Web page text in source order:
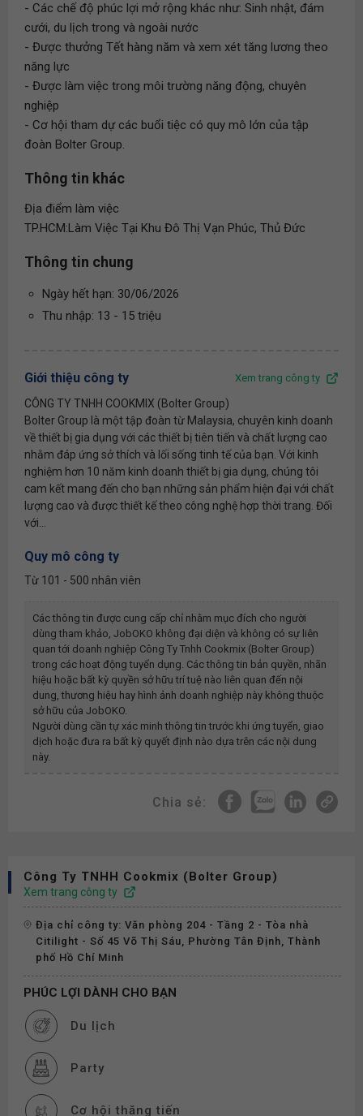
- Các chế độ phúc lợi mở rộng khác như: Sinh nhật, đám
cưới, du lịch trong và ngoài nước
- Được thưởng Tết hàng năm và xem xét tăng lương theo
năng lực
- Được làm việc trong môi trường năng động, chuyên
nghiệp
- Cơ hội tham dự các buổi tiệc có quy mô lớn của tập
đoàn Bolter Group.
Thông tin khác
Địa điểm làm việc
TP.HCM:Làm Việc Tại Khu Đô Thị Vạn Phúc, Thủ Đức
Thông tin chung
Ngày hết hạn: 30/06/2026
Thu nhập: 13 - 15 triệu
Giới thiệu công ty Xem trang công ty
CÔNG TY TNHH COOKMIX (Bolter Group)
Bolter Group là một tập đoàn từ Malaysia, chuyên kinh doanh
về thiết bị gia dụng với các thiết bị tiên tiến và chất lượng cao
nhằm đáp ứng sở thích và lối sống tinh tế của bạn. Với kinh
nghiệm hơn 10 năm kinh doanh thiết bị gia dụng, chúng tôi
cam kết mang đến cho bạn những sản phẩm hiện đại với chất
lượng cao và được thiết kế theo công nghệ hợp thời trang. Đối
với...
Quy mô công ty
Từ 101 - 500 nhân viên
Các thông tin được cung cấp chỉ nhằm mục đích cho người
dùng tham khảo, JobOKO không đại diện và không có sự liên
quan tới doanh nghiệp Công Ty Tnhh Cookmix (bolter Group)
trong các hoạt động tuyển dụng. Các thông tin bản quyền, nhãn
hiệu hoặc bất kỳ quyền sở hữu trí tuệ nào liên quan đến nội
dung, thương hiệu hay hình ảnh doanh nghiệp này không thuộc
sở hữu của JobOKO.
Người dùng cần tự xác minh thông tin trước khi ứng tuyển, giao
dịch hoặc đưa ra bất kỳ quyết định nào dựa trên các nội dung
này.
Chia sẻ:
Công Ty TNHH Cookmix (Bolter Group)
Xem trang công ty
Địa chỉ công ty: Văn phòng 204 - Tầng 2 - Tòa nhà
Citilight - Số 45 Võ Thị Sáu, Phường Tân Định, Thành
phố Hồ Chí Minh
PHÚC LỢI DÀNH CHO BẠN
Du lịch
Party
Cơ hội thăng tiến